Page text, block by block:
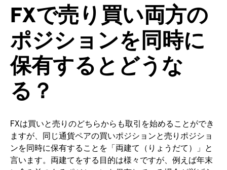
FXで売り買い両方の
ポジションを同時に
保有するとどうな
る？
FXは買いと売りのどちらからも取引を始めることができ
ますが、同じ通貨ペアの買いポジションと売りポジショ
ンを同時に保有することを「両建て（りょうだて）」と
言います。両建てをする目的は様々ですが、例えば年末